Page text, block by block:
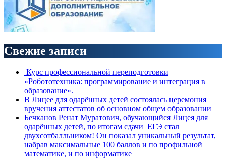
Свежие записи
Курс профессиональной переподготовки
«Робототехника: программирование и интеграция в
образование».
В Лицее для одарённых детей состоялась церемония
вручения аттестатов об основном общем образовании
Бечканов Ренат Муратович, обучающийся Лицея для
одарённых детей, по итогам сдачи ЕГЭ стал
двухсотбалльником! Он показал уникальный результат,
набрав максимальные 100 баллов и по профильной
математике, и по информатике